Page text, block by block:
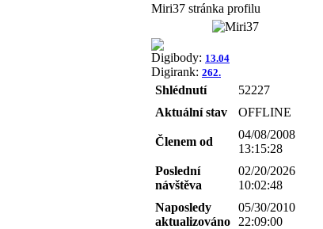
Miri37 stránka profilu
Digibody: 13.04
Digirank: 262.
Shlédnutí
52227
Aktuální stav
OFFLINE
Členem od
04/08/2008
13:15:28
Poslední
návštěva
02/20/2026
10:02:48
Naposledy
aktualizováno
05/30/2010
22:09:00